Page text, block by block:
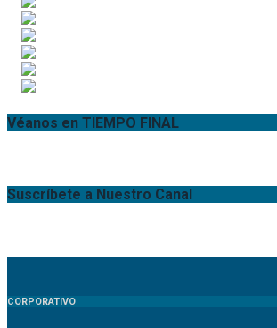
Véanos en TIEMPO FINAL
Suscríbete a Nuestro Canal
CORPORATIVO